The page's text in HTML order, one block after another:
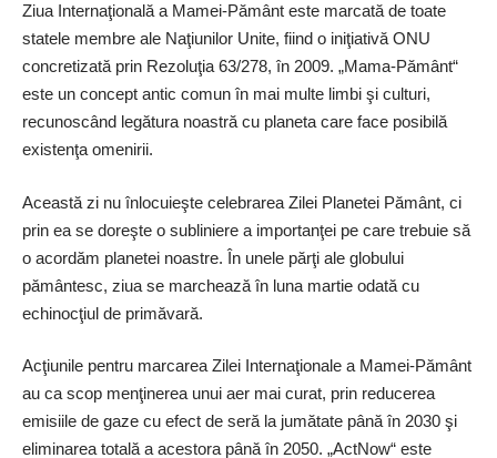
Ziua Internaţională a Mamei-Pământ este marcată de toate
statele membre ale Naţiunilor Unite, fiind o iniţiativă ONU
concretizată prin Rezoluţia 63/278, în 2009. „Mama-Pământ“
este un concept antic comun în mai multe limbi şi culturi,
recunoscând legătura noastră cu planeta care face posibilă
existenţa omenirii.
Această zi nu înlocuieşte celebrarea Zilei Planetei Pământ, ci
prin ea se doreşte o subliniere a importanţei pe care trebuie să
o acordăm planetei noastre. În unele părţi ale globului
pământesc, ziua se marchează în luna martie odată cu
echinocţiul de primăvară.
Acţiunile pentru marcarea Zilei Internaţionale a Mamei-Pământ
au ca scop menţinerea unui aer mai curat, prin reducerea
emisiile de gaze cu efect de seră la jumătate până în 2030 şi
eliminarea totală a acestora până în 2050. „ActNow“ este